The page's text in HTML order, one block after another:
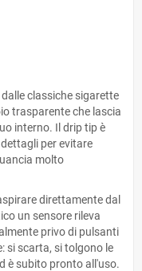
classiche sigarette
trasparente che lascia
interno. Il drip tip è
per evitare
molto
direttamente dal
un sensore rileva
privo di pulsanti
si scarta, si tolgono le
è subito pronto all'uso.